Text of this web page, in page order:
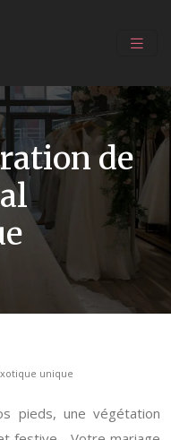
de
unique
pieds, une végétation